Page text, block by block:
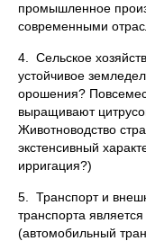
промышленное
современными
4. Сельское
устойчивое
орошения?
выращивают
Животноводство
экстенсивный
ирригация?)
5. Транспорт и
транспорта
(автомобильный